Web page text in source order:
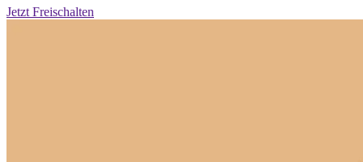
Jetzt Freischalten